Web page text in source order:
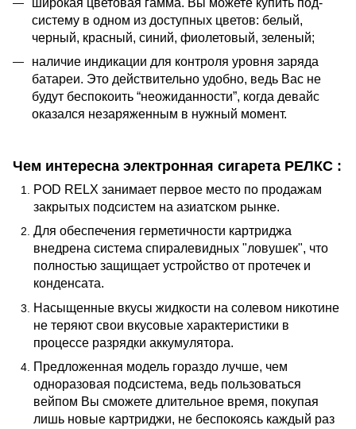
широкая цветовая гамма. Вы можете купить под-
систему в одном из доступных цветов: белый,
черный, красный, синий, фиолетовый, зеленый;
наличие индикации для контроля уровня заряда
батареи. Это действительно удобно, ведь Вас не
будут беспокоить “неожиданности”, когда девайс
оказался незаряженным в нужный момент.
Чем интересна электронная сигарета РЕЛКС :
POD RELX занимает первое место по продажам
закрытых подсистем на азиатском рынке.
Для обеспечения герметичности картриджа
внедрена система спиралевидных "ловушек", что
полностью защищает устройство от протечек и
конденсата.
Насыщенные вкусы жидкости на солевом никотине
не теряют свои вкусовые характеристики в
процессе разрядки аккумулятора.
Предложенная модель гораздо лучше, чем
одноразовая подсистема, ведь пользоваться
вейпом Вы сможете длительное время, покупая
лишь новые картриджи, не беспокоясь каждый раз